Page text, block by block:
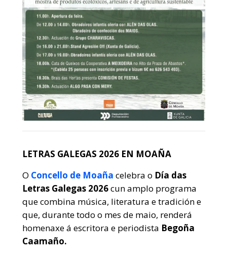
LETRAS GALEGAS 2026 EN MOAÑA
O Concello de Moaña celebra o Día das
Letras Galegas 2026cun amplo programa
que combina música, literatura e tradición e
que, durante todo o mes de maio, renderá
homenaxe á escritora e periodista Begoña
Caamaño.